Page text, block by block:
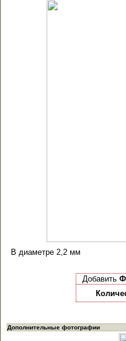
В диаметре 2,2 мм
Добавить
Дополнительные фотографии